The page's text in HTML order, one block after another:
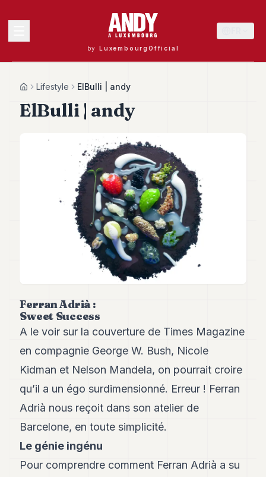
by LuxembourgOfficial
34
33
Andy
32
31
Andy
Andy
28
27
Andy
26
Andy
HomeLifestyle ElBulli | andy
ElBulli | andy
Ferran Adrià :
Sweet Success
A le voir sur la couverture de Times Magazine
en compagnie George W. Bush, Nicole
Kidman et Nelson Mandela, on pourrait croire
qu’il a un égo surdimensionné. Erreur ! Ferran
Adrià nous reçoit dans son atelier de
Barcelone, en toute simplicité.
Le génie ingénu
Pour comprendre comment Ferran Adrià a su